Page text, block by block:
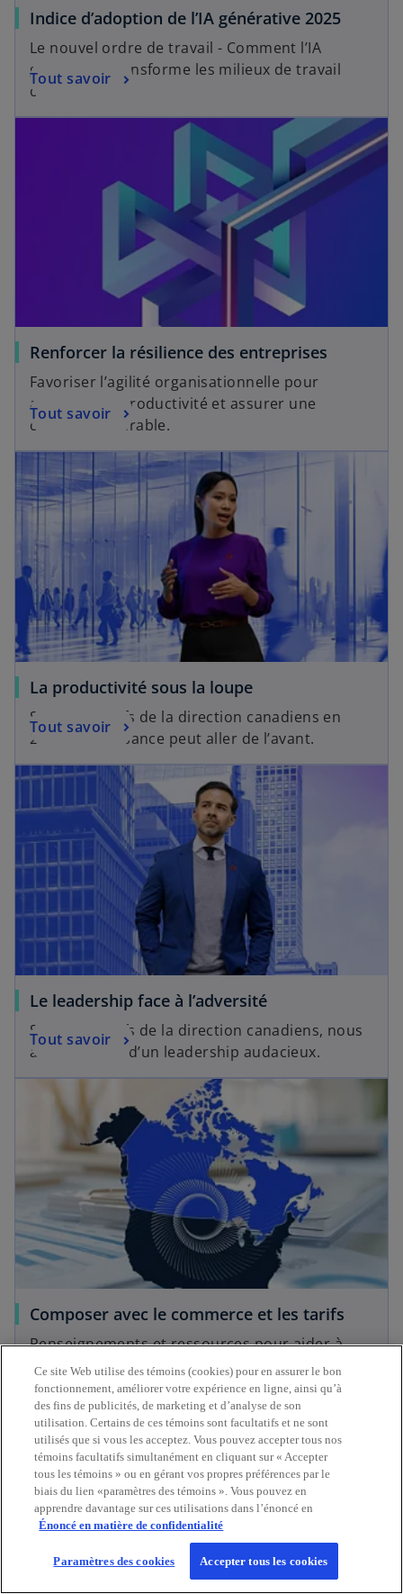
Indice d’adoption de l’IA générative 2025
Le nouvel ordre de travail - Comment l’IA
générative transforme les milieux de travail
canadiens.
Tout savoir
Renforcer la résilience des entreprises
Favoriser l’agilité organisationnelle pour
améliorer la productivité et assurer une
croissance durable.
Tout savoir
La productivité sous la loupe
Selon les chefs de la direction canadiens en
2025, la croissance peut aller de l’avant.
Tout savoir
Le leadership face à l’adversité
Selon les chefs de la direction canadiens, nous
avons besoin d’un leadership audacieux.
Tout savoir
Composer avec le commerce et les tarifs
Renseignements et ressources pour aider à
optimiser votre stratégie commerciale et à
renforcer votre résilience.
Tout savoir
Ce site Web utilise des témoins (cookies) pour en assurer le bon
fonctionnement, améliorer votre expérience en ligne, ainsi qu’à
des fins de publicités, de marketing et d’analyse de son
utilisation. Certains de ces témoins sont facultatifs et ne sont
utilisés que si vous les acceptez. Vous pouvez accepter tous nos
témoins facultatifs simultanément en cliquant sur « Accepter
tous les témoins » ou en gérant vos propres préférences par le
biais du lien «paramètres des témoins ». Vous pouvez en
apprendre davantage sur ces utilisations dans l’énoncé en
Énoncé en matière de confidentialité
Paramètres des cookies Accepter tous les cookies